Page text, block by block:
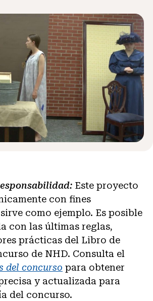
®
Este proyecto
con fines
como ejemplo. Es posible
con las últimas reglas,
prácticas del Libro de
de NHD. Consulta el
del concurso para obtener
y actualizada para
del concurso.